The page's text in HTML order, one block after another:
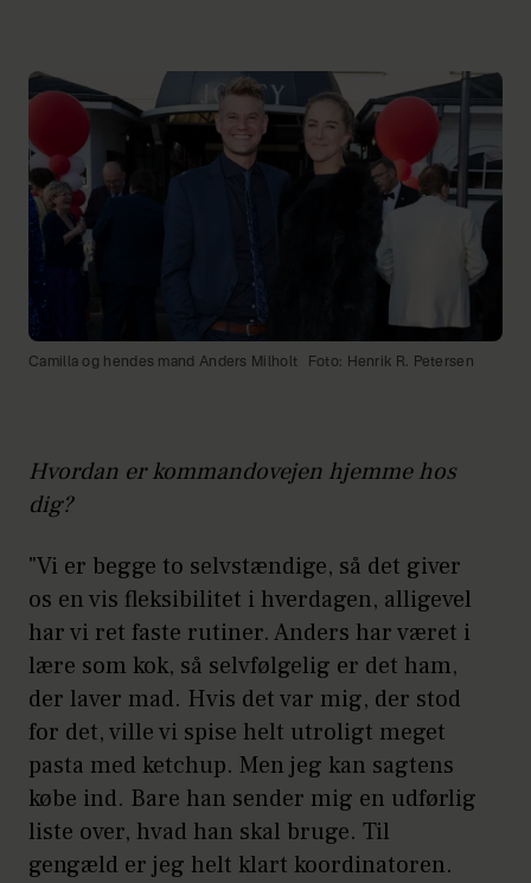
Camilla og hendes mand Anders Milholt Foto: Henrik R. Petersen
Hvordan er kommandovejen hjemme hos
dig?
"Vi er begge to selvstændige, så det giver
os en vis fleksibilitet i hverdagen, alligevel
har vi ret faste rutiner. Anders har været i
lære som kok, så selvfølgelig er det ham,
der laver mad. Hvis det var mig, der stod
for det, ville vi spise helt utroligt meget
pasta med ketchup. Men jeg kan sagtens
købe ind. Bare han sender mig en udførlig
liste over, hvad han skal bruge. Til
gengæld er jeg helt klart koordinatoren.